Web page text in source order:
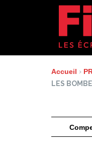
Accueil ›
LES